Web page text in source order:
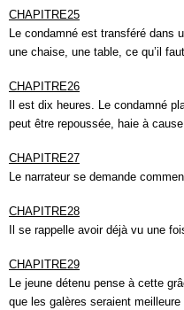
CHAPITRE25
Le condamné est transféré dans
une chaise, une table, ce qu’il
CHAPITRE26
Il est dix heures. Le condamné
peut être repoussée, haie à
CHAPITRE27
Le narrateur se demande
CHAPITRE28
Il se rappelle avoir déjà vu une
CHAPITRE29
Le jeune détenu pense à cette
que les galères seraient